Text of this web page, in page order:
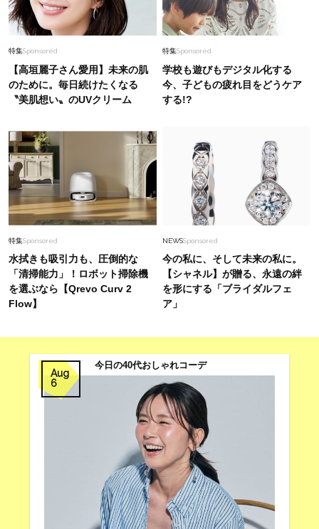
特集Sponsored
【高垣麗子さん愛用】未来の肌
のために。毎日続けたくなる
〝美肌想い〟のUVクリーム
特集Sponsored
学校も遊びもデジタル化する
今、子どもの疲れ目をどうケア
する!?
特集Sponsored
水拭きも吸引力も、圧倒的な
「清掃能力」！ロボット掃除機
を選ぶなら【Qrevo Curv 2
Flow】
NEWSSponsored
今の私に、そして未来の私に。
【シャネル】が贈る、永遠の絆
を形にする「ブライダルフェ
ア」
Aug
6
今日の40代おしゃれコーデ